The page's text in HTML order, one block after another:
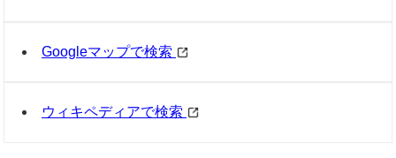
Googleマップで検索
ウィキペディアで検索